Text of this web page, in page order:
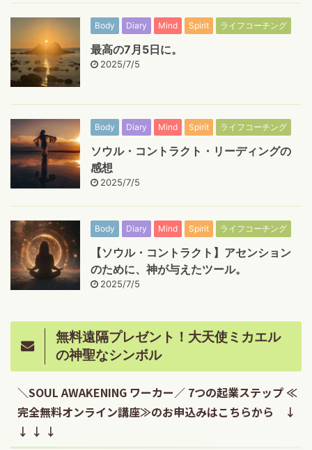
Body Diary Mind Spirit ライフコーチング
最高の7月5日に。
2025/7/5
Body Diary Mind Spirit ライフコーチング
ソウル・コントラクト・リーディングの
感想
2025/7/5
Body Diary Mind Spirit ライフコーチング
【ソウル・コントラクト】アセンション
のために、神が与えたツール。
2025/7/5
無料遠隔プレゼント！大天使ミカエル
の神聖なシンボル
＼SOUL AWAKENING ワーカー／ 7つの起業ステップ ≪
完全無料オンライン講座≫のお申込みはこちらから ↓
↓ ↓ ↓